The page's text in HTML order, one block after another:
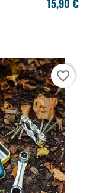
favorite_border